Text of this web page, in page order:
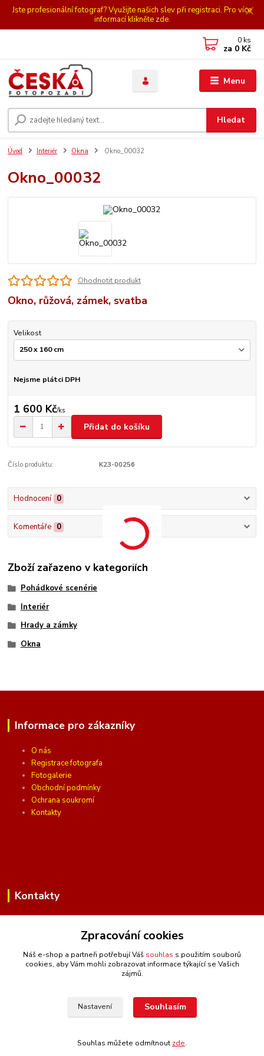
Jste profesionální fotograf? Využijte našich slev při registraci. Pro více
informací klikněte zde.
Menu
Hledat
0 ks
za 0 Kč
Úvod Interiér Okna Okno_00032
Okno_00032
Ohodnotit produkt
Okno, růžová, zámek, svatba
Velikost
Nejsme plátci DPH
1 600 Kč/ks
Přidat do košíku
Číslo produktu: K23-00256
Hodnocení 0
Komentáře 0
Zboží zařazeno v kategoriích
Pohádkové scenérie
Interiér
Hrady a zámky
Okna
Informace pro zákazníky
O nás
Registrace fotografa
Fotogalerie
Obchodní podmínky
Ochrana soukromí
Kontakty
Kontakty
(Po-Pá, 10 - 16 hod.)
info@ceskafotopozadi.cz
Zpracování cookies
Náš e-shop a partneři potřebují Váš souhlas s použitím souborů
cookies, aby Vám mohli zobrazovat informace týkající se Vašich
zájmů.
Nastavení Souhlasím
Souhlas můžete odmítnout zde.